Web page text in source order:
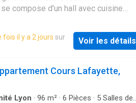
compose d'un hall avec cuisine
fois il y a 2 jours sur
Voir les détails
Cours Lafayette,
Lyon · 96 m² · 6 Pièces · 5 Salles de